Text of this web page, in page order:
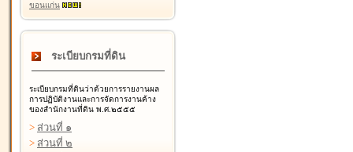
ขอนแก่น
ระเบียบกรมที่ดิน
ระเบียบกรมที่ดินว่าด้วยการรายงานผล
การปฏิบัติงานและการจัดการงานค้าง
ของสำนักงานที่ดิน พ.ศ.๒๕๕๕
> ส่วนที่ ๑
> ส่วนที่ ๒